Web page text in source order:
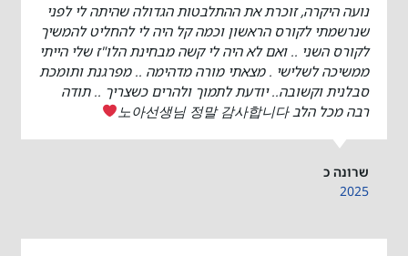
נועה היקרה, זוכרת את ההתלבטות הגדולה שהיתה לי לפני
שנרשמתי לקורס הראשון וכמה קל היה לי להחליט להמשיך
לקורס השני .. ואם לא היה לי קשה מבחינת הלו"ז שלי הייתי
ממשיכה לשלישי . מצאתי מורה מדהימה .. מפרגנת ותומכת
סבלנית וקשובה.. יודעת לתמוך ולהרים כשצריך .. תודה
רבה מכל הלב 노아선생님 정말 감사합니다
שרונה כ
2025